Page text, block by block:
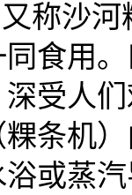
称沙
食用
受人
条机
或蒸